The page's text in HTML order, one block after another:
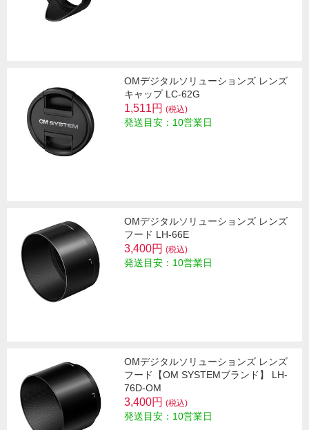
OMデジタルソリューションズ レンズ
キャップ LC-62G
1,511円 (税込)
発送目安：10営業日
OMデジタルソリューションズ レンズ
フード LH-66E
3,400円 (税込)
発送目安：10営業日
OMデジタルソリューションズ レンズ
フード【OM SYSTEMブランド】 LH-
76D-OM
3,400円 (税込)
発送目安：10営業日